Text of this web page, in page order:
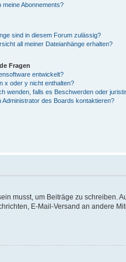
meine Abonnements?
sind in diesem Forum zulässig?
all meiner Dateianhänge erhalten?
Fragen
entwickelt?
x oder y nicht enthalten?
wenden, falls es Beschwerden oder
Administrator des Boards kontaktieren?
musst, um Beiträge zu schreiben.
E-Mail-Versand an andere